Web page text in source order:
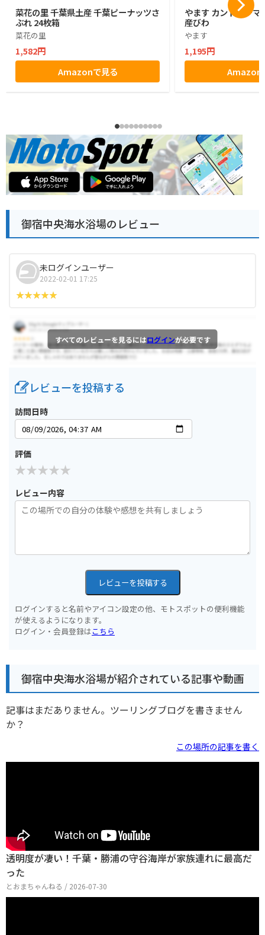
菜花の里 千葉県土産 千葉ピーナッツさ
ぶれ 24枚箱
菜花の里
1,582円
Amazonで見る
やます カントリーマ
産びわ
やます
1,195円
Amazon
御宿中央海水浴場のレビュー
未ログインユーザー
2022-02-01 17:25
すべてのレビューを見るにはログインが必要です
レビューを投稿する
訪問日時
評価
レビュー内容
レビューを投稿する
ログインすると名前やアイコン設定の他、モトスポットの便利機能
が使えるようになります。
ログイン・会員登録はこちら
御宿中央海水浴場が紹介されている記事や動画
記事はまだありません。ツーリングブログを書きません
か？
この場所の記事を書く
透明度が凄い！千葉・勝浦の守谷海岸が家族連れに最高だ
った
とおまちゃんねる / 2026-07-30